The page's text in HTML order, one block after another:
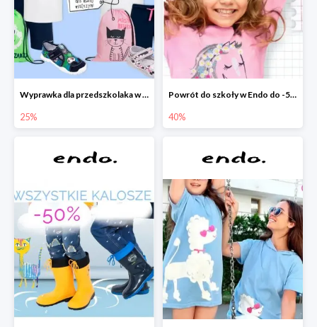
Wyprawka dla przedszkolaka w Endo do -25%
25%
Powrót do szkoły w Endo do -50%
40%